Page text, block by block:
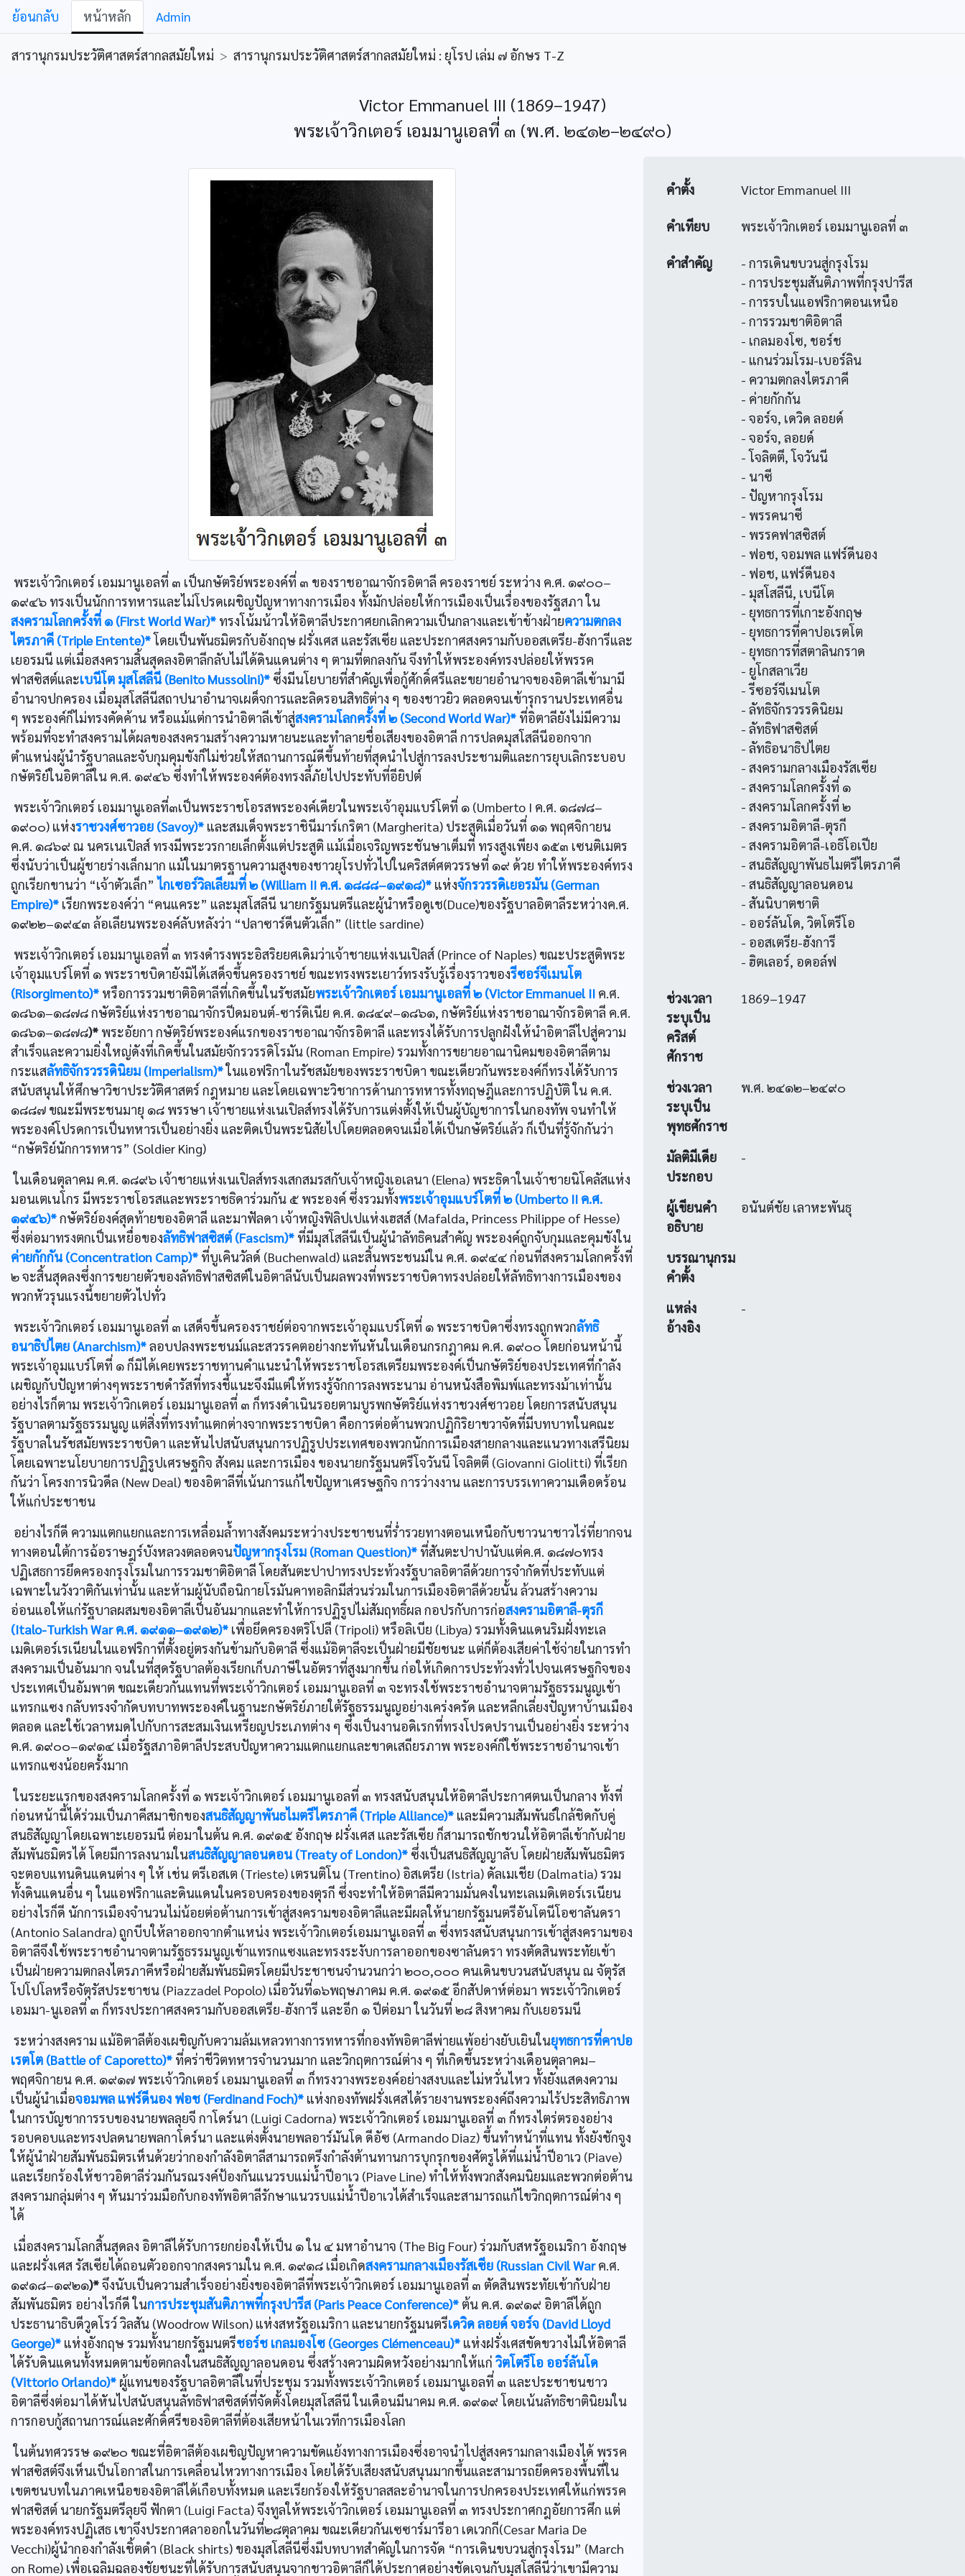
ย้อนกลับ หน้าหลัก Admin
สารานุกรมประวัติศาสตร์สากลสมัยใหม่ > สารานุกรมประวัติศาสตร์สากลสมัยใหม่ : ยุโรป เล่ม ๗ อักษร T-Z
Victor Emmanuel III (1869–1947)
พระเจ้าวิกเตอร์ เอมมานูเอลที่ ๓ (พ.ศ. ๒๔๑๒–๒๔๙๐)
พระเจ้าวิกเตอร์ เอมมานูเอลที่ ๓ เป็นกษัตริย์พระองค์ที่ ๓ ของราชอาณาจักรอิตาลี ครองราชย์ ระหว่าง ค.ศ. ๑๙๐๐–
๑๙๔๖ ทรงเป็นนักการทหารและไม่โปรดเผชิญปัญหาทางการเมือง ทั้งมักปล่อยให้การเมืองเป็นเรื่องของรัฐสภา ใน
สงครามโลกครั้งที่ ๑ (First World War)* ทรงโน้มน้าวให้อิตาลีประกาศยกเลิกความเป็นกลางและเข้าข้างฝ่ายความตกลง
ไตรภาคี (Triple Entente)*โดยเป็นพันธมิตรกับอังกฤษ ฝรั่งเศส และรัสเซีย และประกาศสงครามกับออสเตรีย-ฮังการีและ
เยอรมนี แต่เมื่อสงครามสิ้นสุดลงอิตาลีกลับไม่ได้ดินแดนต่าง ๆ ตามที่ตกลงกัน จึงทำให้พระองค์ทรงปล่อยให้พรรค
ฟาสซิสต์และเบนีโต มุสโสลีนี (Benito Mussolini)* ซึ่งมีนโยบายที่สำคัญเพื่อกู้ศักดิ์ศรีและขยายอำนาจของอิตาลีเข้ามามี
อำนาจปกครอง เมื่อมุสโสลีนีสถาปนาอำนาจเผด็จการและลิดรอนสิทธิต่าง ๆ ของชาวยิว ตลอดจนเข้ารุกรานประเทศอื่น
ๆ พระองค์ก็ไม่ทรงคัดค้าน หรือแม้แต่การนำอิตาลีเข้าสู่สงครามโลกครั้งที่ ๒ (Second World War)* ที่อิตาลียังไม่มีความ
พร้อมที่จะทำสงครามได้ผลของสงครามสร้างความหายนะและทำลายชื่อเสียงของอิตาลี การปลดมุสโสลีนีออกจาก
ตำแหน่งผู้นำรัฐบาลและจับกุมคุมขังก็ไม่ช่วยให้สถานการณ์ดีขึ้นท้ายที่สุดนำไปสู่การลงประชามติและการยุบเลิกระบอบ
กษัตริย์ในอิตาลีใน ค.ศ. ๑๙๔๖ ซึ่งทำให้พระองค์ต้องทรงลี้ภัยไปประทับที่อียิปต์
พระเจ้าวิกเตอร์ เอมมานูเอลที่๓เป็นพระราชโอรสพระองค์เดียวในพระเจ้าอุมแบร์โตที่ ๑ (Umberto I ค.ศ. ๑๘๗๘–
๑๙๐๐) แห่งราชวงศ์ซาวอย (Savoy)* และสมเด็จพระราชินีมาร์เกริตา (Margherita) ประสูติเมื่อวันที่ ๑๑ พฤศจิกายน
ค.ศ. ๑๘๖๙ ณ นครเนเปิลส์ ทรงมีพระวรกายเล็กตั้งแต่ประสูติ แม้เมื่อเจริญพระชันษาเต็มที่ ทรงสูงเพียง ๑๕๓ เซนติเมตร
ซึ่งนับว่าเป็นผู้ชายร่างเล็กมาก แม้ในมาตรฐานความสูงของชาวยุโรปทั่วไปในคริสต์ศตวรรษที่ ๑๙ ด้วย ทำให้พระองค์ทรง
ถูกเรียกขานว่า “เจ้าตัวเล็ก” ไกเซอร์วิลเลียมที่ ๒ (William II ค.ศ. ๑๘๘๘–๑๙๑๘)* แห่งจักรวรรดิเยอรมัน (German
Empire)* เรียกพระองค์ว่า “คนแคระ” และมุสโสลีนี นายกรัฐมนตรีและผู้นำหรือดูเช(Duce)ของรัฐบาลอิตาลีระหว่างค.ศ.
๑๙๒๒–๑๙๔๓ ล้อเลียนพระองค์ลับหลังว่า “ปลาซาร์ดีนตัวเล็ก” (little sardine)
พระเจ้าวิกเตอร์ เอมมานูเอลที่ ๓ ทรงดำรงพระอิสริยยศเดิมว่าเจ้าชายแห่งเนเปิลส์ (Prince of Naples) ขณะประสูติพระ
เจ้าอุมแบร์โตที่ ๑ พระราชบิดายังมิได้เสด็จขึ้นครองราชย์ ขณะทรงพระเยาว์ทรงรับรู้เรื่องราวของรีซอร์จีเมนโต
(Risorgimento)* หรือการรวมชาติอิตาลีที่เกิดขึ้นในรัชสมัยพระเจ้าวิกเตอร์ เอมมานูเอลที่ ๒ (Victor Emmanuel II ค.ศ.
๑๘๖๑–๑๘๗๘ กษัตริย์แห่งราชอาณาจักรปีดมอนต์-ซาร์ดิเนีย ค.ศ. ๑๘๔๙–๑๘๖๑, กษัตริย์แห่งราชอาณาจักรอิตาลี ค.ศ.
๑๘๖๑–๑๘๗๘)* พระอัยกา กษัตริย์พระองค์แรกของราชอาณาจักรอิตาลี และทรงได้รับการปลูกฝังให้นำอิตาลีไปสู่ความ
สำเร็จและความยิ่งใหญ่ดังที่เกิดขึ้นในสมัยจักรวรรดิโรมัน (Roman Empire) รวมทั้งการขยายอาณานิคมของอิตาลีตาม
กระแสลัทธิจักรวรรดินิยม (Imperialism)*ในแอฟริกาในรัชสมัยของพระราชบิดา ขณะเดียวกันพระองค์ก็ทรงได้รับการ
สนับสนุนให้ศึกษาวิชาประวัติศาสตร์ กฎหมาย และโดยเฉพาะวิชาการด้านการทหารทั้งทฤษฎีและการปฏิบัติ ใน ค.ศ.
๑๘๘๗ ขณะมีพระชนมายุ ๑๘ พรรษา เจ้าชายแห่งเนเปิลส์ทรงได้รับการแต่งตั้งให้เป็นผู้บัญชาการในกองทัพ จนทำให้
พระองค์โปรดการเป็นทหารเป็นอย่างยิ่ง และติดเป็นพระนิสัยไปโดยตลอดจนเมื่อได้เป็นกษัตริย์แล้ว ก็เป็นที่รู้จักกันว่า
“กษัตริย์นักการทหาร” (Soldier King)
ในเดือนตุลาคม ค.ศ. ๑๘๙๖ เจ้าชายแห่งเนเปิลส์ทรงเสกสมรสกับเจ้าหญิงเอเลนา (Elena) พระธิดาในเจ้าชายนิโคลัสแห่ง
มอนเตเนโกร มีพระราชโอรสและพระราชธิดาร่วมกัน ๕ พระองค์ ซึ่งรวมทั้งพระเจ้าอุมแบร์โตที่ ๒ (Umberto II ค.ศ.
๑๙๔๖)*กษัตริย์องค์สุดท้ายของอิตาลี และมาฟัลดา เจ้าหญิงฟิลิปเปแห่งเฮสส์ (Mafalda, Princess Philippe of Hesse)
ซึ่งต่อมาทรงตกเป็นเหยื่อของลัทธิฟาสซิสต์ (Fascism)* ที่มีมุสโสลีนีเป็นผู้นำลัทธิคนสำคัญ พระองค์ถูกจับกุมและคุมขังใน
ค่ายกักกัน (Concentration Camp)* ที่บูเคินวัลด์ (Buchenwald) และสิ้นพระชนม์ใน ค.ศ. ๑๙๔๔ ก่อนที่สงครามโลกครั้งที่
๒ จะสิ้นสุดลงซึ่งการขยายตัวของลัทธิฟาสซิสต์ในอิตาลีนับเป็นผลพวงที่พระราชบิดาทรงปล่อยให้ลัทธิทางการเมืองของ
พวกหัวรุนแรงนี้ขยายตัวไปทั่ว
พระเจ้าวิกเตอร์ เอมมานูเอลที่ ๓ เสด็จขึ้นครองราชย์ต่อจากพระเจ้าอุมแบร์โตที่ ๑ พระราชบิดาซึ่งทรงถูกพวกลัทธิ
อนาธิปไตย (Anarchism)*ลอบปลงพระชนม์และสวรรคตอย่างกะทันหันในเดือนกรกฎาคม ค.ศ. ๑๙๐๐ โดยก่อนหน้านี้
พระเจ้าอุมแบร์โตที่ ๑ ก็มิได้เคยพระราชทานคำแนะนำให้พระราชโอรสเตรียมพระองค์เป็นกษัตริย์ของประเทศที่กำลัง
เผชิญกับปัญหาต่างๆพระราชดำรัสที่ทรงชี้แนะจึงมีแต่ให้ทรงรู้จักการลงพระนาม อ่านหนังสือพิมพ์และทรงม้าเท่านั้น
อย่างไรก็ตาม พระเจ้าวิกเตอร์ เอมมานูเอลที่ ๓ ก็ทรงดำเนินรอยตามบูรพกษัตริย์แห่งราชวงศ์ซาวอย โดยการสนับสนุน
รัฐบาลตามรัฐธรรมนูญ แต่สิ่งที่ทรงทำแตกต่างจากพระราชบิดา คือการต่อต้านพวกปฏิกิริยาขวาจัดที่มีบทบาทในคณะ
รัฐบาลในรัชสมัยพระราชบิดา และหันไปสนับสนุนการปฏิรูปประเทศของพวกนักการเมืองสายกลางและแนวทางเสรีนิยม
โดยเฉพาะนโยบายการปฏิรูปเศรษฐกิจ สังคม และการเมือง ของนายกรัฐมนตรีโจวันนี โจลิตตี (Giovanni Giolitti) ที่เรียก
กันว่า โครงการนิวดีล (New Deal) ของอิตาลีที่เน้นการแก้ไขปัญหาเศรษฐกิจ การว่างงาน และการบรรเทาความเดือดร้อน
ให้แก่ประชาชน
อย่างไรก็ดี ความแตกแยกและการเหลื่อมล้ำทางสังคมระหว่างประชาชนที่ร่ำรวยทางตอนเหนือกับชาวนาชาวไร่ที่ยากจน
ทางตอนใต้การฉ้อราษฎร์บังหลวงตลอดจนปัญหากรุงโรม (Roman Question)* ที่สันตะปาปานับแต่ค.ศ. ๑๘๗๐ทรง
ปฏิเสธการยึดครองกรุงโรมในการรวมชาติอิตาลี โดยสันตะปาปาทรงประท้วงรัฐบาลอิตาลีด้วยการจำกัดที่ประทับแต่
เฉพาะในวังวาติกันเท่านั้น และห้ามผู้นับถือนิกายโรมันคาทอลิกมีส่วนร่วมในการเมืองอิตาลีด้วยนั้น ล้วนสร้างความ
อ่อนแอให้แก่รัฐบาลผสมของอิตาลีเป็นอันมากและทำให้การปฏิรูปไม่สัมฤทธิ์ผล กอปรกับการก่อสงครามอิตาลี-ตุรกี
(Italo-Turkish War ค.ศ. ๑๙๑๑–๑๙๑๒)* เพื่อยึดครองตริโปลี (Tripoli) หรือลิเบีย (Libya) รวมทั้งดินแดนริมฝั่งทะเล
เมดิเตอร์เรเนียนในแอฟริกาที่ตั้งอยู่ตรงกันข้ามกับอิตาลี ซึ่งแม้อิตาลีจะเป็นฝ่ายมีชัยชนะ แต่ก็ต้องเสียค่าใช้จ่ายในการทำ
สงครามเป็นอันมาก จนในที่สุดรัฐบาลต้องเรียกเก็บภาษีในอัตราที่สูงมากขึ้น ก่อให้เกิดการประท้วงทั่วไปจนเศรษฐกิจของ
ประเทศเป็นอัมพาต ขณะเดียวกันแทนที่พระเจ้าวิกเตอร์ เอมมานูเอลที่ ๓ จะทรงใช้พระราชอำนาจตามรัฐธรรมนูญเข้า
แทรกแซง กลับทรงจำกัดบทบาทพระองค์ในฐานะกษัตริย์ภายใต้รัฐธรรมนูญอย่างเคร่งครัด และหลีกเลี่ยงปัญหาบ้านเมือง
ตลอด และใช้เวลาหมดไปกับการสะสมเงินเหรียญประเภทต่าง ๆ ซึ่งเป็นงานอดิเรกที่ทรงโปรดปรานเป็นอย่างยิ่ง ระหว่าง
ค.ศ. ๑๙๐๐–๑๙๑๔ เมื่อรัฐสภาอิตาลีประสบปัญหาความแตกแยกและขาดเสถียรภาพ พระองค์ก็ใช้พระราชอำนาจเข้า
แทรกแซงน้อยครั้งมาก
ในระยะแรกของสงครามโลกครั้งที่ ๑ พระเจ้าวิกเตอร์ เอมมานูเอลที่ ๓ ทรงสนับสนุนให้อิตาลีประกาศตนเป็นกลาง ทั้งที่
ก่อนหน้านี้ได้ร่วมเป็นภาคีสมาชิกของสนธิสัญญาพันธไมตรีไตรภาคี (Triple Alliance)* และมีความสัมพันธ์ใกล้ชิดกับคู่
สนธิสัญญาโดยเฉพาะเยอรมนี ต่อมาในต้น ค.ศ. ๑๙๑๕ อังกฤษ ฝรั่งเศส และรัสเซีย ก็สามารถชักชวนให้อิตาลีเข้ากับฝ่าย
สัมพันธมิตรได้ โดยมีการลงนามในสนธิสัญญาลอนดอน (Treaty of London)* ซึ่งเป็นสนธิสัญญาลับ โดยฝ่ายสัมพันธมิตร
จะตอบแทนดินแดนต่าง ๆ ให้ เช่น ตรีเอสเต (Trieste) เตรนติโน (Trentino) อิสเตรีย (Istria) ดัลเมเชีย (Dalmatia) รวม
ทั้งดินแดนอื่น ๆ ในแอฟริกาและดินแดนในครอบครองของตุรกี ซึ่งจะทำให้อิตาลีมีความมั่นคงในทะเลเมดิเตอร์เรเนียน
อย่างไรก็ดี นักการเมืองจำนวนไม่น้อยต่อต้านการเข้าสู่สงครามของอิตาลีและมีผลให้นายกรัฐมนตรีอันโตนีโอซาลันดรา
(Antonio Salandra) ถูกบีบให้ลาออกจากตำแหน่ง พระเจ้าวิกเตอร์เอมมานูเอลที่ ๓ ซึ่งทรงสนับสนุนการเข้าสู่สงครามของ
อิตาลีจึงใช้พระราชอำนาจตามรัฐธรรมนูญเข้าแทรกแซงและทรงระงับการลาออกของซาลันดรา ทรงตัดสินพระทัยเข้า
เป็นฝ่ายความตกลงไตรภาคีหรือฝ่ายสัมพันธมิตรโดยมีประชาชนจำนวนกว่า ๒๐๐,๐๐๐ คนเดินขบวนสนับสนุน ณ จัตุรัส
โปโปโลหรือจัตุรัสประชาชน (Piazzadel Popolo) เมื่อวันที่๑๖พฤษภาคม ค.ศ. ๑๙๑๕ อีกสัปดาห์ต่อมา พระเจ้าวิกเตอร์
เอมมา-นูเอลที่ ๓ ก็ทรงประกาศสงครามกับออสเตรีย-ฮังการี และอีก ๑ ปีต่อมา ในวันที่ ๒๘ สิงหาคม กับเยอรมนี
ระหว่างสงคราม แม้อิตาลีต้องเผชิญกับความล้มเหลวทางการทหารที่กองทัพอิตาลีพ่ายแพ้อย่างยับเยินในยุทธการที่คาปอ
เรตโต (Battle of Caporetto)* ที่คร่าชีวิตทหารจำนวนมาก และวิกฤตการณ์ต่าง ๆ ที่เกิดขึ้นระหว่างเดือนตุลาคม–
พฤศจิกายน ค.ศ. ๑๙๑๗ พระเจ้าวิกเตอร์ เอมมานูเอลที่ ๓ ก็ทรงวางพระองค์อย่างสงบและไม่หวั่นไหว ทั้งยังแสดงความ
เป็นผู้นำเมื่อจอมพล แฟร์ดีนอง ฟอช (Ferdinand Foch)* แห่งกองทัพฝรั่งเศสได้รายงานพระองค์ถึงความไร้ประสิทธิภาพ
ในการบัญชาการรบของนายพลลุยจี กาโดร์นา (Luigi Cadorna) พระเจ้าวิกเตอร์ เอมมานูเอลที่ ๓ ก็ทรงไตร่ตรองอย่าง
รอบคอบและทรงปลดนายพลกาโดร์นา และแต่งตั้งนายพลอาร์มันโด ดีอัซ (Armando Diaz) ขึ้นทำหน้าที่แทน ทั้งยังชักจูง
ให้ผู้นำฝ่ายสัมพันธมิตรเห็นด้วยว่ากองกำลังอิตาลีสามารถตรึงกำลังต้านทานการบุกรุกของศัตรูได้ที่แม่น้ำปีอาเว (Piave)
และเรียกร้องให้ชาวอิตาลีร่วมกันรณรงค์ป้องกันแนวรบแม่น้ำปีอาเว (Piave Line) ทำให้ทั้งพวกสังคมนิยมและพวกต่อต้าน
สงครามกลุ่มต่าง ๆ หันมาร่วมมือกับกองทัพอิตาลีรักษาแนวรบแม่น้ำปีอาเวได้สำเร็จและสามารถแก้ไขวิกฤตการณ์ต่าง ๆ
ได้
เมื่อสงครามโลกสิ้นสุดลง อิตาลีได้รับการยกย่องให้เป็น ๑ ใน ๔ มหาอำนาจ (The Big Four) ร่วมกับสหรัฐอเมริกา อังกฤษ
และฝรั่งเศส รัสเซียได้ถอนตัวออกจากสงครามใน ค.ศ. ๑๙๑๘ เมื่อเกิดสงครามกลางเมืองรัสเซีย (Russian Civil Warค.ศ.
๑๙๑๘–๑๙๒๑)*จึงนับเป็นความสำเร็จอย่างยิ่งของอิตาลีที่พระเจ้าวิกเตอร์ เอมมานูเอลที่ ๓ ตัดสินพระทัยเข้ากับฝ่าย
สัมพันธมิตร อย่างไรก็ดี ในการประชุมสันติภาพที่กรุงปารีส (Paris Peace Conference)* ต้น ค.ศ. ๑๙๑๙ อิตาลีได้ถูก
ประธานาธิบดีวูดโรว์ วิลสัน (Woodrow Wilson) แห่งสหรัฐอเมริกา และนายกรัฐมนตรีเดวิด ลอยด์ จอร์จ (David Lloyd
George)* แห่งอังกฤษ รวมทั้งนายกรัฐมนตรีชอร์ช เกลมองโซ (Georges Clémenceau)* แห่งฝรั่งเศสขัดขวางไม่ให้อิตาลี
ได้รับดินแดนทั้งหมดตามข้อตกลงในสนธิสัญญาลอนดอน ซึ่งสร้างความผิดหวังอย่างมากให้แก่ วิตโตรีโอ ออร์ลันโด
(Vittorio Orlando)* ผู้แทนของรัฐบาลอิตาลีในที่ประชุม รวมทั้งพระเจ้าวิกเตอร์ เอมมานูเอลที่ ๓ และประชาชนชาว
อิตาลีซึ่งต่อมาได้หันไปสนับสนุนลัทธิฟาสซิสต์ที่จัดตั้งโดยมุสโสลีนี ในเดือนมีนาคม ค.ศ. ๑๙๑๙ โดยเน้นลัทธิชาตินิยมใน
การกอบกู้สถานการณ์และศักดิ์ศรีของอิตาลีที่ต้องเสียหน้าในเวทีการเมืองโลก
ในต้นทศวรรษ ๑๙๒๐ ขณะที่อิตาลีต้องเผชิญปัญหาความขัดแย้งทางการเมืองซึ่งอาจนำไปสู่สงครามกลางเมืองได้ พรรค
ฟาสซิสต์จึงเห็นเป็นโอกาสในการเคลื่อนไหวทางการเมือง โดยได้รับเสียงสนับสนุนมากขึ้นและสามารถยึดครองพื้นที่ใน
เขตชนบทในภาคเหนือของอิตาลีได้เกือบทั้งหมด และเรียกร้องให้รัฐบาลสละอำนาจในการปกครองประเทศให้แก่พรรค
ฟาสซิสต์ นายกรัฐมตรีลุยจี ฟักตา (Luigi Facta) จึงทูลให้พระเจ้าวิกเตอร์ เอมมานูเอลที่ ๓ ทรงประกาศกฎอัยการศึก แต่
พระองค์ทรงปฏิเสธ เขาจึงประกาศลาออกในวันที่๒๘ตุลาคม ขณะเดียวกันเซซาร์มารีอา เดเวกกี(Cesar Maria De
Vecchi)ผู้นำกองกำลังเชิ้ตดำ (Black shirts) ของมุสโสลีนีซึ่งมีบทบาทสำคัญในการจัด “การเดินขบวนสู่กรุงโรม” (March
on Rome) เพื่อเฉลิมฉลองชัยชนะที่ได้รับการสนับสนุนจากชาวอิตาลีก็ได้ประกาศอย่างชัดเจนกับมุสโสลีนีว่าเขามีความ
คำตั้ง Victor Emmanuel III
คำเทียบ พระเจ้าวิกเตอร์ เอมมานูเอลที่ ๓
คำสำคัญ
- การเดินขบวนสู่กรุงโรม
- การประชุมสันติภาพที่กรุงปารีส
- การรบในแอฟริกาตอนเหนือ
- การรวมชาติอิตาลี
- เกลมองโซ, ชอร์ช
- แกนร่วมโรม-เบอร์ลิน
- ความตกลงไตรภาคี
- ค่ายกักกัน
- จอร์จ, เดวิด ลอยด์
- จอร์จ, ลอยด์
- โจลิตตี, โจวันนี
- นาซี
- ปัญหากรุงโรม
- พรรคนาซี
- พรรคฟาสซิสต์
- ฟอช, จอมพล แฟร์ดีนอง
- ฟอช, แฟร์ดีนอง
- มุสโสลีนี, เบนีโต
- ยุทธการที่เกาะอังกฤษ
- ยุทธการที่คาปอเรตโต
- ยุทธการที่สตาลินกราด
- ยูโกสลาเวีย
- รีซอร์จีเมนโต
- ลัทธิจักรวรรดินิยม
- ลัทธิฟาสซิสต์
- ลัทธิอนาธิปไตย
- สงครามกลางเมืองรัสเซีย
- สงครามโลกครั้งที่ ๑
- สงครามโลกครั้งที่ ๒
- สงครามอิตาลี-ตุรกี
- สงครามอิตาลี-เอธิโอเปีย
- สนธิสัญญาพันธไมตรีไตรภาคี
- สนธิสัญญาลอนดอน
- สันนิบาตชาติ
- ออร์ลันโด, วิตโตรีโอ
- ออสเตรีย-ฮังการี
- ฮิตเลอร์, อดอล์ฟ
ช่วงเวลา
ระบุเป็น
คริสต์
ศักราช
1869–1947
ช่วงเวลา
ระบุเป็น
พุทธศักราช
พ.ศ. ๒๔๑๒–๒๔๙๐
มัลติมีเดีย
ประกอบ
-
ผู้เขียนคำ
อธิบาย
อนันต์ชัย เลาหะพันธุ
บรรณานุกรม
คำตั้ง
แหล่ง
อ้างอิง
-